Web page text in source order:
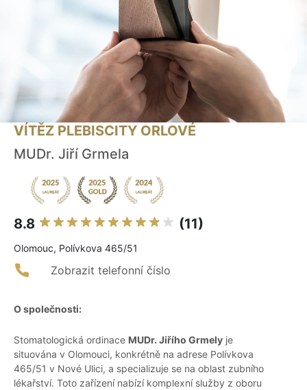
VÍTĚZ PLEBISCITY ORLOVÉ
MUDr. Jiří Grmela
8.8 (11)
Olomouc, Polívkova 465/51
Zobrazit telefonní číslo
O společnosti:
Stomatologická ordinace MUDr. Jiřího Grmely je
situována v Olomouci, konkrétně na adrese Polívkova
465/51 v Nové Ulici, a specializuje se na oblast zubního
lékařství. Toto zařízení nabízí komplexní služby z oboru